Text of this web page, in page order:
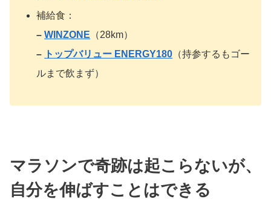
補給食：
–WINZONE （28km）
–
トップバリュー ENERGY180 （持参するもゴー
ルまで飲まず）
マラソンで奇跡は起こらないが、
自分を伸ばすことはできる